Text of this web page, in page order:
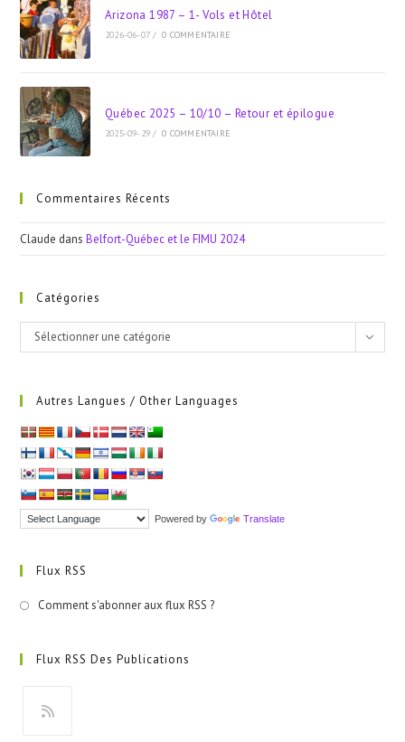
Arizona 1987 – 1- Vols et Hôtel
2026-06-07 / 0 COMMENTAIRE
Québec 2025 – 10/10 – Retour et épilogue
2025-09-29 / 0 COMMENTAIRE
Commentaires Récents
Claude dansBelfort-Québec et le FIMU 2024
Catégories
Catégories
Sélectionner une catégorie
Autres Langues / Other Languages
Powered by Translate
Flux RSS
Comment s'abonner aux flux RSS ?
Flux RSS Des Publications